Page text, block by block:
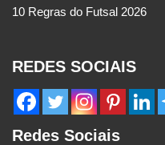
10 Regras do Futsal 2026
REDES SOCIAIS
Redes Sociais